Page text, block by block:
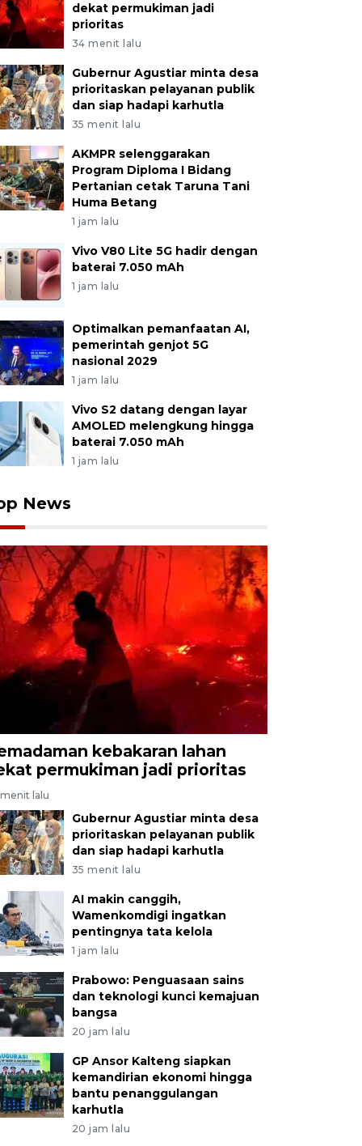
dekat permukiman jadi
prioritas
34 menit lalu
Gubernur Agustiar minta desa
prioritaskan pelayanan publik
dan siap hadapi karhutla
35 menit lalu
AKMPR selenggarakan
Program Diploma I Bidang
Pertanian cetak Taruna Tani
Huma Betang
1 jam lalu
Vivo V80 Lite 5G hadir dengan
baterai 7.050 mAh
1 jam lalu
Optimalkan pemanfaatan AI,
pemerintah genjot 5G
nasional 2029
1 jam lalu
Vivo S2 datang dengan layar
AMOLED melengkung hingga
baterai 7.050 mAh
1 jam lalu
News
kebakaran lahan
permukiman jadi prioritas
lalu
Gubernur Agustiar minta desa
prioritaskan pelayanan publik
dan siap hadapi karhutla
35 menit lalu
AI makin canggih,
Wamenkomdigi ingatkan
pentingnya tata kelola
1 jam lalu
Prabowo: Penguasaan sains
dan teknologi kunci kemajuan
bangsa
20 jam lalu
GP Ansor Kalteng siapkan
kemandirian ekonomi hingga
bantu penanggulangan
karhutla
20 jam lalu